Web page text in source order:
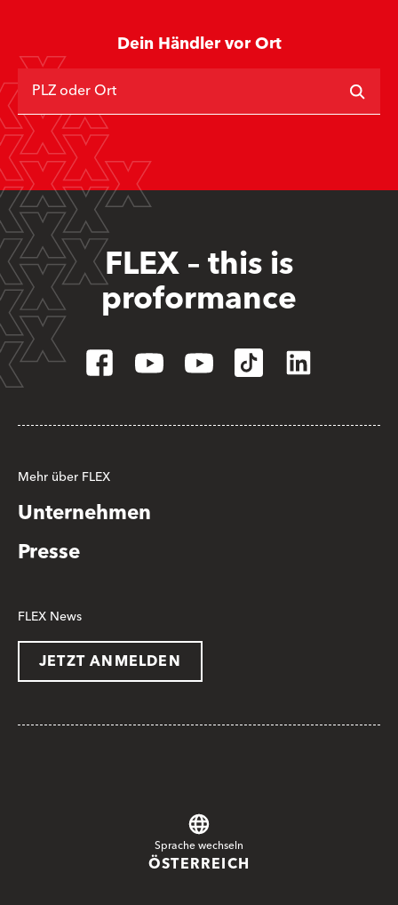
Dein Händler vor Ort
PLZ oder Ort
FLEX – this is
proformance
Mehr über FLEX
Unternehmen
Presse
FLEX News
JETZT ANMELDEN
Sprache wechseln
ÖSTERREICH